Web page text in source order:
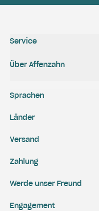
Service
Über Affenzahn
Versand
Zahlung
Engagement
Werde unser Freund
Sprachen
Länder